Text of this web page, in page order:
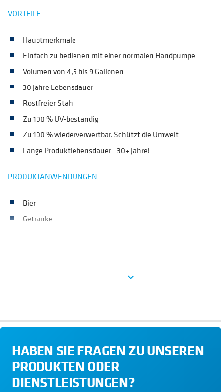
VORTEILE
Hauptmerkmale
Einfach zu bedienen mit einer normalen Handpumpe
Volumen von 4,5 bis 9 Gallonen
30 Jahre Lebensdauer
Rostfreier Stahl
Zu 100 % UV-beständig
Zu 100 % wiederverwertbar. Schützt die Umwelt
Lange Produktlebensdauer - 30+ Jahre!
PRODUKTANWENDUNGEN
Bier
Getränke
expand_more
HABEN SIE FRAGEN ZU UNSEREN
PRODUKTEN ODER
DIENSTLEISTUNGEN?